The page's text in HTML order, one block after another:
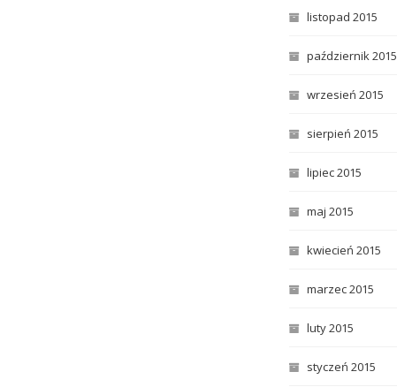
listopad 2015
październik 2015
wrzesień 2015
sierpień 2015
lipiec 2015
maj 2015
kwiecień 2015
marzec 2015
luty 2015
styczeń 2015